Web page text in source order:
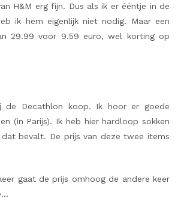
H&M erg fijn. Dus als ik er ééntje in de
ik hem eigenlijk niet nodig. Maar een
29.99 voor 9.59 euro, wel korting op
Decathlon koop. Ik hoor er goede
(in Parijs). Ik heb hier hardloop sokken
bevalt. De prijs van deze twee items
gaat de prijs omhoog de andere keer